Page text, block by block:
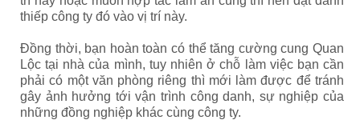
thiếp công ty đó vào vị trí này.
Đồng thời, bạn hoàn toàn có thể tăng cường cung Quan
Lộc tại nhà của mình, tuy nhiên ở chỗ làm việc bạn cần
phải có một văn phòng riêng thì mới làm được để tránh
gây ảnh hưởng tới vận trình công danh, sự nghiệp của
những đồng nghiệp khác cùng công ty.